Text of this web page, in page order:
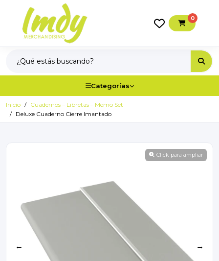
0
Categorías
Inicio
Cuadernos – Libretas – Memo Set
Deluxe Cuaderno Cierre Imantado
Click para ampliar
← →